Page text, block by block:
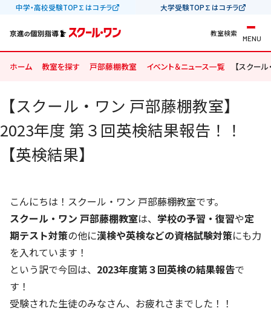
中学・高校受験TOP∑はコチラ 大学受験TOP∑はコチラ
教室検索
MENU
ホーム 教室を探す 戸部藤棚教室 イベント＆ニュース一覧 【スクー
【スクール・ワン 戸部藤棚教室】
2023年度 第３回英検結果報告！！
【英検結果】
こんにちは！スクール・ワン 戸部藤棚教室です。
スクール・ワン 戸部藤棚教室は、 学校の予習・復習や定
期テスト対策の他に漢検や英検などの資格試験対策にも力
を入れています！
という訳で今回は、 2023年度第３回英検の結果報告で
す！
受験された生徒のみなさん、お疲れさまでした！！